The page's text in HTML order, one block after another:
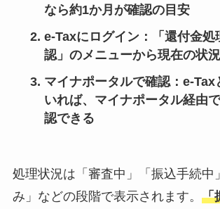
なら約1か月が確認の目安
e-Taxにログイン：「還付金処
認」のメニューから現在の状
マイナポータルで確認：e-Tax
いれば、マイナポータル経由
認できる
処理状況は「審査中」「振込手続中
み」などの段階で表示されます。 「